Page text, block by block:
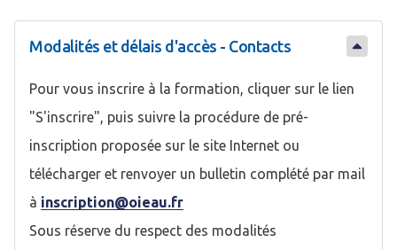
Modalités et délais d'accès - Contacts
Pour vous inscrire à la formation, cliquer sur le lien
"S'inscrire", puis suivre la procédure de pré-
inscription proposée sur le site Internet ou
télécharger et renvoyer un bulletin complété par mail
à inscription@oieau.fr
Sous réserve du respect des modalités